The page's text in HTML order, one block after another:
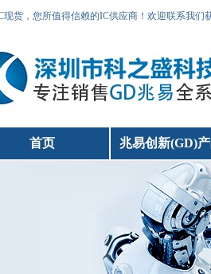
现货，您所值得信赖的IC供应商！欢迎联系我们
首页 兆易创新(GD)